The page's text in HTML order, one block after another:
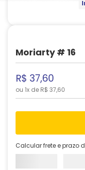
Moriarty # 16
R$ 37,60
ou 1x de R$ 37,60
Calcular frete e prazo